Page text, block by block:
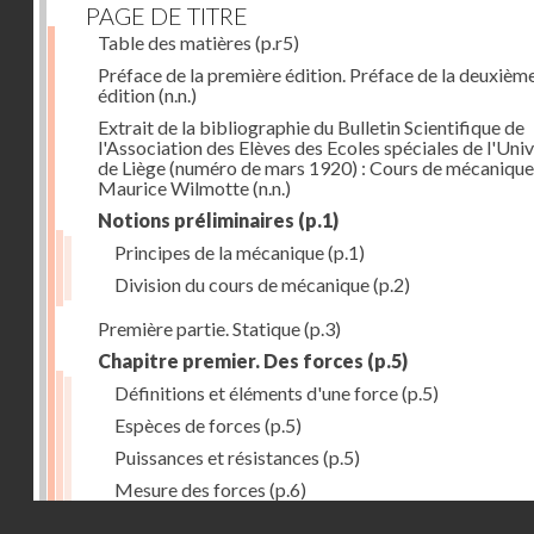
PAGE DE TITRE
Table des matières (p.r5)
Préface de la première édition. Préface de la
édition(n.n.)
Extrait de la bibliographie du Bulletin Scientifique de
l'Association des Elèves des Ecoles spéciales de
de Liège (numéro de mars 1920) : Cours de
Maurice Wilmotte(n.n.)
Notions préliminaires (p.1)
Principes de la mécanique(p.1)
Division du cours de mécanique(p.2)
Première partie. Statique(p.3)
Chapitre premier. Des forces (p.5)
Définitions et éléments d'une force(p.5)
Espèces de forces (p.5)
Puissances et résistances (p.5)
Mesure des forces (p.6)